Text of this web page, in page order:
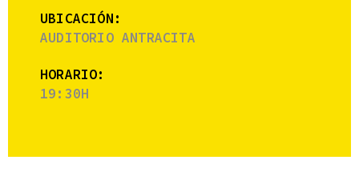
UBICACIÓN:
AUDITORIO ANTRACITA
HORARIO:
19:30H